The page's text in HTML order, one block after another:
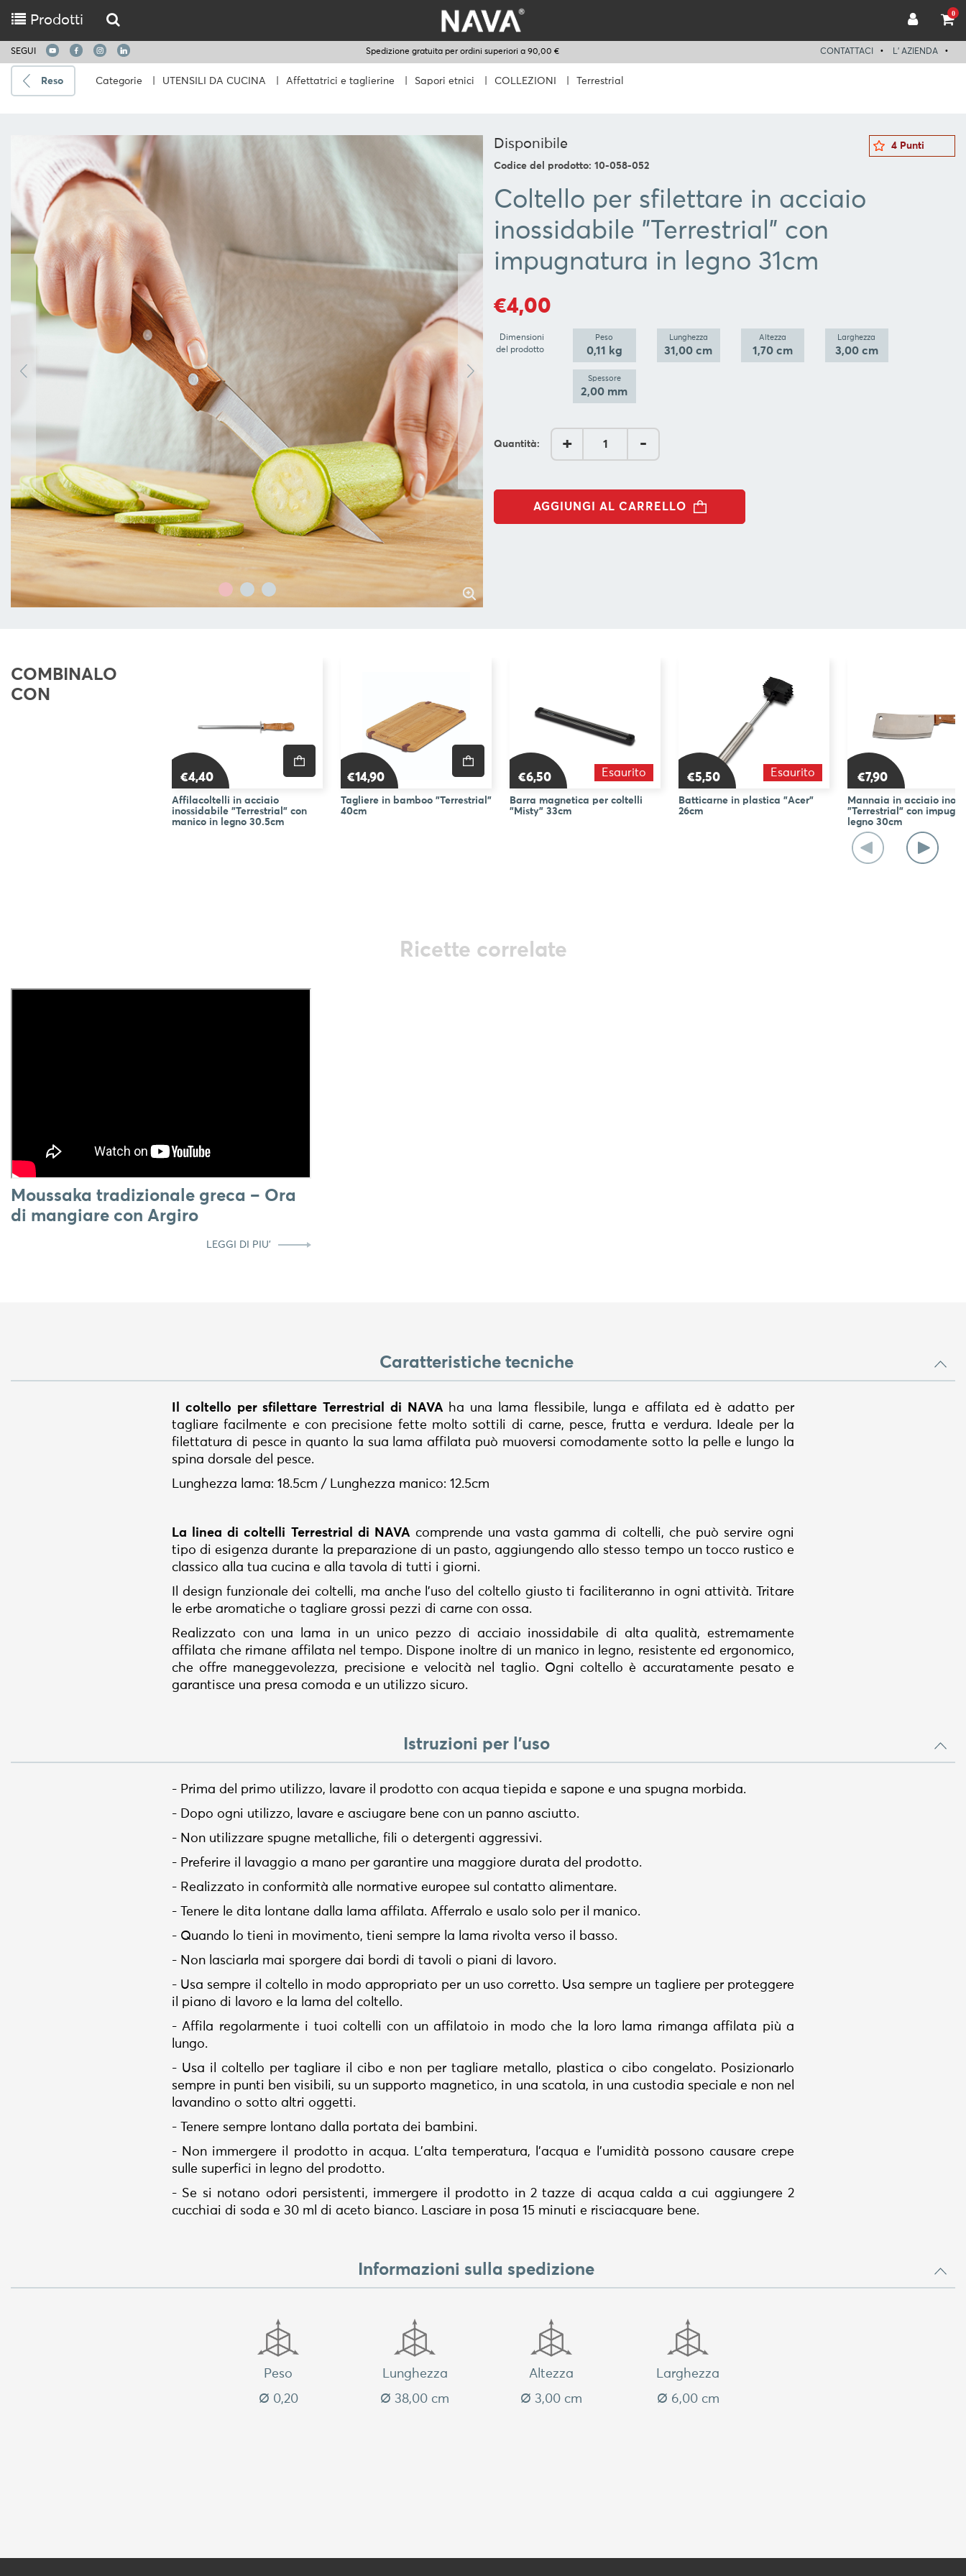
Spedire
CUCINARE
UTENSILI
CUCINA
DELLA
CONTAINERS
BARBECUE
FOR
CHILDREN
COLLEZIONI
OFFERTE
Prodotti 0
SEGUI Spedizione gratuita per ordini superiori a 90,00 € CONTATTACI L' AZIENDA
Reso Categorie UTENSILI DA CUCINA Affettatrici e taglierine Sapori etnici COLLEZIONI Terrestrial
Disponibile
Codice del prodotto: 10-058-052
4 Punti
Coltello per sfilettare in acciaio
inossidabile "Terrestrial" con
impugnatura in legno 31cm
€4,00
Dimensioni
del prodotto
Peso
0,11 kg
Lunghezza
31,00 cm
Altezza
1,70 cm
Larghezza
3,00 cm
Spessore
2,00 mm
Quantità: + -
AGGIUNGI AL CARRELLO
COMBINALO
CON
€4,40
Affilacoltelli in acciaio
inossidabile "Terrestrial" con
manico in legno 30.5cm
€14,90
Tagliere in bamboo "Terrestrial"
40cm
Esaurito
€6,50
Barra magnetica per coltelli
"Misty" 33cm
Esaurito
€5,50
Batticarne in plastica "Acer"
26cm
€7,90
Mannaia in acciaio
"Terrestrial" con
legno 30cm
Ricette correlate
Moussaka tradizionale greca – Ora
di mangiare con Argiro
LEGGI DI PIU'
Caratteristiche tecniche
Il coltello per sfilettare Terrestrial di NAVA ha una lama flessibile, lunga e affilata ed è adatto per
tagliare facilmente e con precisione fette molto sottili di carne, pesce, frutta e verdura. Ideale per la
filettatura di pesce in quanto la sua lama affilata può muoversi comodamente sotto la pelle e lungo la
spina dorsale del pesce.
Lunghezza lama: 18.5cm / Lunghezza manico: 12.5cm
La linea di coltelli Terrestrial di NAVA comprende una vasta gamma di coltelli, che può servire ogni
tipo di esigenza durante la preparazione di un pasto, aggiungendo allo stesso tempo un tocco rustico e
classico alla tua cucina e alla tavola di tutti i giorni.
Il design funzionale dei coltelli, ma anche l'uso del coltello giusto ti faciliteranno in ogni attività. Tritare
le erbe aromatiche o tagliare grossi pezzi di carne con ossa.
Realizzato con una lama in un unico pezzo di acciaio inossidabile di alta qualità, estremamente
affilata che rimane affilata nel tempo. Dispone inoltre di un manico in legno, resistente ed ergonomico,
che offre maneggevolezza, precisione e velocità nel taglio. Ogni coltello è accuratamente pesato e
garantisce una presa comoda e un utilizzo sicuro.
Istruzioni per l'uso
- Prima del primo utilizzo, lavare il prodotto con acqua tiepida e sapone e una spugna morbida.
- Dopo ogni utilizzo, lavare e asciugare bene con un panno asciutto.
- Non utilizzare spugne metalliche, fili o detergenti aggressivi.
- Preferire il lavaggio a mano per garantire una maggiore durata del prodotto.
- Realizzato in conformità alle normative europee sul contatto alimentare.
- Tenere le dita lontane dalla lama affilata. Afferralo e usalo solo per il manico.
- Quando lo tieni in movimento, tieni sempre la lama rivolta verso il basso.
- Non lasciarla mai sporgere dai bordi di tavoli o piani di lavoro.
- Usa sempre il coltello in modo appropriato per un uso corretto. Usa sempre un tagliere per proteggere
il piano di lavoro e la lama del coltello.
- Affila regolarmente i tuoi coltelli con un affilatoio in modo che la loro lama rimanga affilata più a
lungo.
- Usa il coltello per tagliare il cibo e non per tagliare metallo, plastica o cibo congelato. Posizionarlo
sempre in punti ben visibili, su un supporto magnetico, in una scatola, in una custodia speciale e non nel
lavandino o sotto altri oggetti.
- Tenere sempre lontano dalla portata dei bambini.
- Non immergere il prodotto in acqua. L'alta temperatura, l'acqua e l'umidità possono causare crepe
sulle superfici in legno del prodotto.
- Se si notano odori persistenti, immergere il prodotto in 2 tazze di acqua calda a cui aggiungere 2
cucchiai di soda e 30 ml di aceto bianco. Lasciare in posa 15 minuti e risciacquare bene.
Informazioni sulla spedizione
Peso
Ø 0,20
Lunghezza
Ø 38,00 cm
Altezza
Ø 3,00 cm
Larghezza
Ø 6,00 cm